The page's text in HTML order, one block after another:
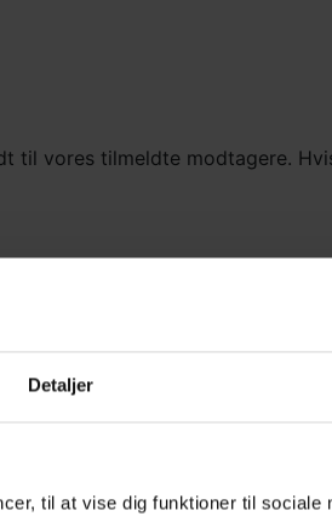
Detaljer
til at vise dig funktioner til sociale
til vores tilmeldte modtagere.
program!